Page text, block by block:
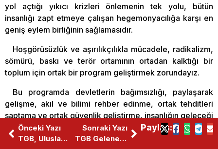
yol açtığı yıkıcı krizleri önlemenin tek yolu, bütün
insanlığı zapt etmeye çalışan hegemonyacılığa karşı en
geniş eylem birliğinin sağlamasıdır.
Hoşgörüsüzlük ve aşırılıkçılıkla mücadele, radikalizm,
sömürü, baskı ve terör ortamının ortadan kalktığı bir
toplum için ortak bir program geliştirmek zorundayız.
Bu programda devletlerin bağımsızlığı, paylaşarak
gelişme, akıl ve bilimi rehber edinme, ortak tehditleri
saptama ve ortak güvenlik geliştirme, insanlığın geleceği
için ortak mücadele etme, karşılıklı çıkar ve eşitlik
temelinde barışçıl ilişkiler, açgözlülük ve köşe
Önceki Yazı
TGB, Uluslararası Gençlik Forumu’nda: Emperyalizme Karşı Savaş, Barış İçindir
Sonraki Yazı
TGB Geleneksel Yaz Kampları Başlıyor!
Paylaş: